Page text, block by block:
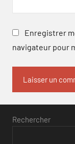
Enregistrer
navigateur pour
Rechercher